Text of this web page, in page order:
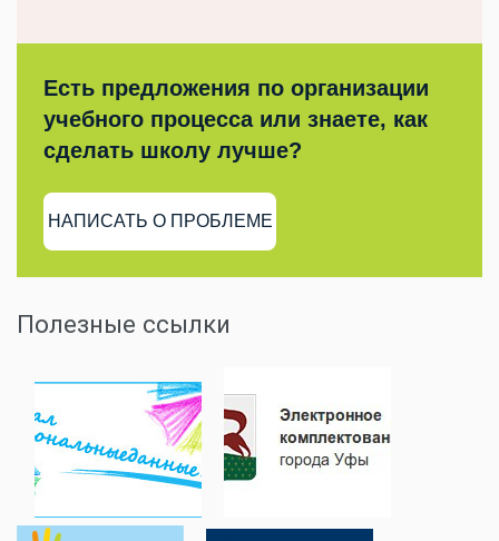
Есть предложения по организации
учебного процесса или знаете, как
сделать школу лучше?
НАПИСАТЬ О ПРОБЛЕМЕ
Полезные ссылки